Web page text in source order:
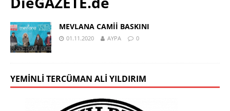
MEVLANA CAMİİ BASKINI
01.11.2020 AYPA 0
YEMINLI TERCÜMAN ALI YILDIRIM